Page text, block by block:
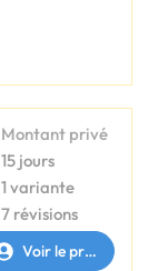
Montant privé
15 jours
1 variante
7 révisions
Voir le profil